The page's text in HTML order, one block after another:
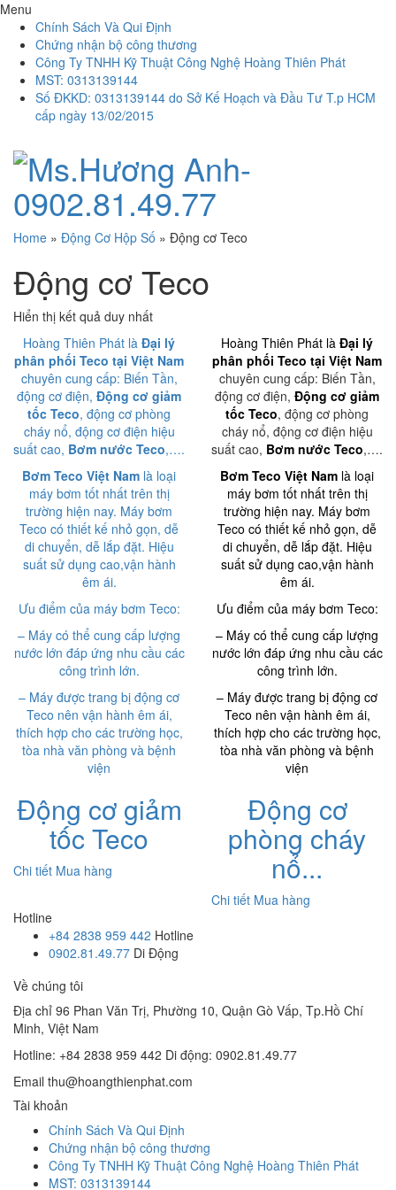
Menu
Chính Sách Và Qui Định
Chứng nhận bộ công thương
Công Ty TNHH Kỹ Thuật Công Nghệ Hoàng Thiên Phát
MST: 0313139144
Số ĐKKD: 0313139144 do Sở Kế Hoạch và Đầu Tư T.p HCM
cấp ngày 13/02/2015
Home » Động Cơ Hộp Số » Động cơ Teco
Động cơ Teco
Hiển thị kết quả duy nhất
Hoàng Thiên Phát là Đại lý
phân phối Teco tại Việt Nam
chuyên cung cấp: Biến Tần,
động cơ điện, Động cơ giảm
tốc Teco, động cơ phòng
cháy nổ, động cơ điện hiệu
suất cao, Bơm nước Teco,….
Bơm Teco Việt Nam là loại
máy bơm tốt nhất trên thị
trường hiện nay. Máy bơm
Teco có thiết kế nhỏ gọn, dễ
di chuyển, dễ lắp đặt. Hiệu
suất sử dụng cao,vận hành
êm ái.
Ưu điểm của máy bơm Teco:
– Máy có thể cung cấp lượng
nước lớn đáp ứng nhu cầu các
công trình lớn.
– Máy được trang bị động cơ
Teco nên vận hành êm ái,
thích hợp cho các trường học,
tòa nhà văn phòng và bệnh
viện
Động cơ giảm
tốc Teco
Chi tiết Mua hàng
Hoàng Thiên Phát là Đại lý
phân phối Teco tại Việt Nam
chuyên cung cấp: Biến Tần,
động cơ điện, Động cơ giảm
tốc Teco, động cơ phòng
cháy nổ, động cơ điện hiệu
suất cao, Bơm nước Teco,….
Bơm Teco Việt Nam là loại
máy bơm tốt nhất trên thị
trường hiện nay. Máy bơm
Teco có thiết kế nhỏ gọn, dễ
di chuyển, dễ lắp đặt. Hiệu
suất sử dụng cao,vận hành
êm ái.
Ưu điểm của máy bơm Teco:
– Máy có thể cung cấp lượng
nước lớn đáp ứng nhu cầu các
công trình lớn.
– Máy được trang bị động cơ
Teco nên vận hành êm ái,
thích hợp cho các trường học,
tòa nhà văn phòng và bệnh
viện
Động cơ
phòng cháy
nổ...
Chi tiết Mua hàng
Hotline
+84 2838 959 442 Hotline
0902.81.49.77 Di Động
Về chúng tôi
Địa chỉ 96 Phan Văn Trị, Phường 10, Quận Gò Vấp, Tp.Hồ Chí
Minh, Việt Nam
Hotline: +84 2838 959 442 Di động: 0902.81.49.77
Email thu@hoangthienphat.com
Tài khoản
Chính Sách Và Qui Định
Chứng nhận bộ công thương
Công Ty TNHH Kỹ Thuật Công Nghệ Hoàng Thiên Phát
MST: 0313139144